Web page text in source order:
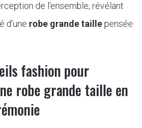
de l’ensemble, révélant
d’une robe grande taillepensée
fashion pour
robe grande taille en